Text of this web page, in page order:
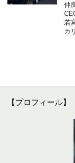
仲
若
カ
【プロフィール】